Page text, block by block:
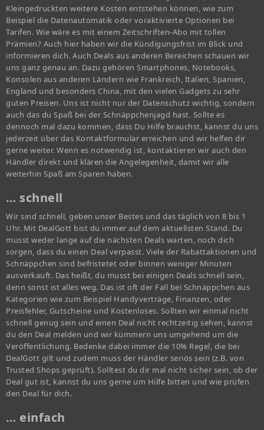
Kleingedruckten weitere Kosten entstehen können, wie zum
Beispiel die Datenautomatik oder voraktivierte Optionen bei
Tarifen. Wie wäre es mit einem Zeitschriften-Abo mit tollen
Prämien? Auch hier haben wir die Kündigungsfrist im Blick und
informieren dich. Auch Deals aus anderen Bereichen schauen wir
uns ganz genau an. Dazu gehören Smartphones, Notebooks,
Konsolen aus anderen Ländern wie Frankreich, Italien, Spanien,
England und besonders China, mit den vielen Gadgets zu sehr
guten Preisen. Uns ist nicht nur der Datenschutz wichtig, sondern
auch das du Spaß bei der Schnäppchenjagd hast. Sollte es
dennoch mal dazu kommen, dass Du Hilfe brauchst, kannst du uns
jederzeit über das Kontaktformular erreichen und wir helfen dir
gerne weiter. Wenn es notwendig ist, kontaktieren wir auch den
Händler direkt und klären die Angelegenheit, damit wir alle
weiterhin Spaß am Sparen haben.
… schnell
Wir sind schnell, geben unser Bestes und das täglich von 8 bis 1
Uhr. Mit DealGott bist du immer auf dem aktuellsten Stand. Du
musst weder lange auf die nächsten Deals warten, noch dich
sorgen, dass du einen Deal verpasst. Viele der Rabattaktionen und
Schnäppchen sind befristetet oder binnen weniger Minuten
ausverkauft. Das heißt, du musst bei einigen Deals schnell sein,
denn sonst ist alles weg. Das ist oft der Fall bei Schnäppchen aus
Kategorien wie zum Beispiel Handyverträge, Finanzen, oder
Preisfehler, Gutscheine und Kostenloses. Sollten wir einmal nicht
schnell genug sein und einen Deal nicht rechtzeitig sehen, kannst
du den Deal melden und wir kümmern uns umgehend um die
Veröffentlichung. Bedenke dabei immer die 10% Regel, die bei
DealGott gilt und zudem muss der Händler seriös sein (z.B. von
Trusted Shops geprüft). Solltest du dir mal nicht sicher sein, ob der
Deal gut ist, kannst du uns gerne um Hilfe bitten und wie prüfen
den Deal für dich.
… einfach